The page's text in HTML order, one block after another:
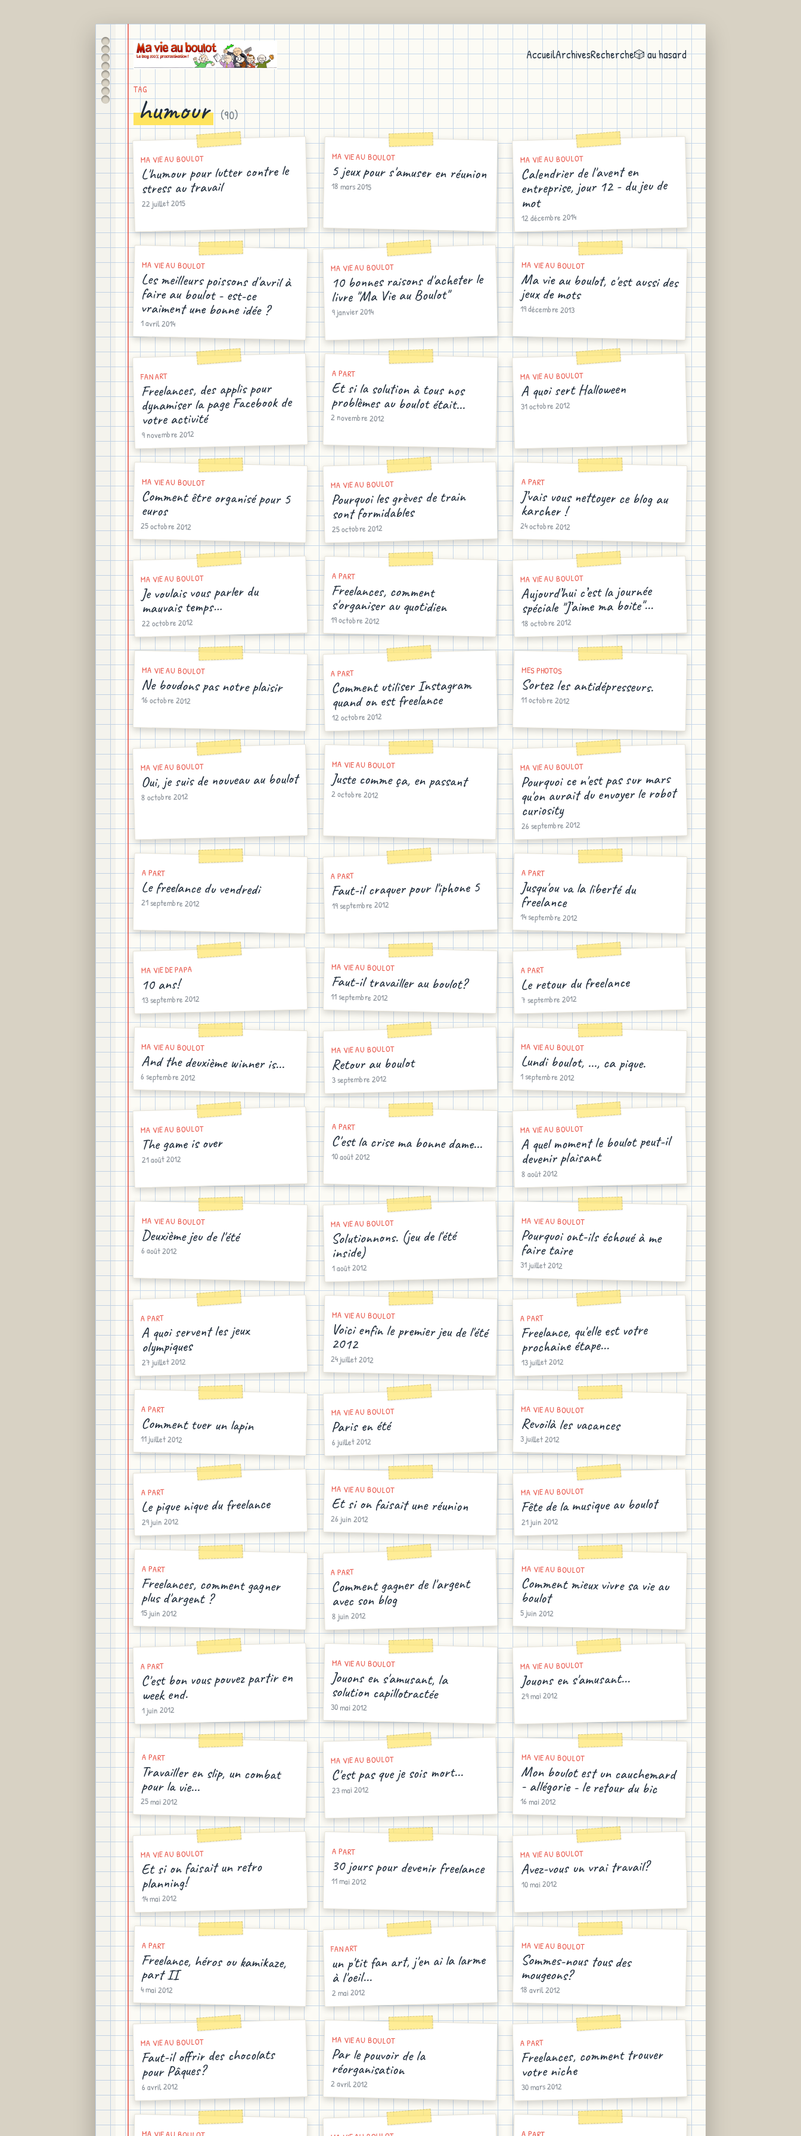
AccueilArchivesRecherche🎲 au hasard
TAG
humour (90)
MA VIE AU BOULOT
L'humour pour lutter contre le
stress au travail
22 juillet 2015
MA VIE AU BOULOT
5 jeux pour s'amuser en réunion
18 mars 2015
MA VIE AU BOULOT
Calendrier de l'avent en
entreprise, jour 12 - du jeu de
mot
12 décembre 2014
MA VIE AU BOULOT
Les meilleurs poissons d'avril à
faire au boulot - est-ce
vraiment une bonne idée ?
1 avril 2014
MA VIE AU BOULOT
10 bonnes raisons d'acheter le
livre "Ma Vie au Boulot"
9 janvier 2014
MA VIE AU BOULOT
Ma vie au boulot, c'est aussi des
jeux de mots
19 décembre 2013
FAN ART
Freelances, des applis pour
dynamiser la page Facebook de
votre activité
9 novembre 2012
A PART
Et si la solution à tous nos
problèmes au boulot était...
2 novembre 2012
MA VIE AU BOULOT
A quoi sert Halloween
31 octobre 2012
MA VIE AU BOULOT
Comment être organisé pour 5
euros
25 octobre 2012
MA VIE AU BOULOT
Pourquoi les grèves de train
sont formidables
25 octobre 2012
A PART
J’vais vous nettoyer ce blog au
karcher !
24 octobre 2012
MA VIE AU BOULOT
Je voulais vous parler du
mauvais temps…
22 octobre 2012
A PART
Freelances, comment
s'organiser au quotidien
19 octobre 2012
MA VIE AU BOULOT
Aujourd’hui c’est la journée
spéciale "J’aime ma boite"...
18 octobre 2012
MA VIE AU BOULOT
Ne boudons pas notre plaisir
16 octobre 2012
A PART
Comment utiliser Instagram
quand on est freelance
12 octobre 2012
MES PHOTOS
Sortez les antidépresseurs.
11 octobre 2012
MA VIE AU BOULOT
Oui, je suis de nouveau au boulot
8 octobre 2012
MA VIE AU BOULOT
Juste comme ça, en passant
2 octobre 2012
MA VIE AU BOULOT
Pourquoi ce n'est pas sur mars
qu'on aurait du envoyer le robot
curiosity
26 septembre 2012
A PART
Le freelance du vendredi
21 septembre 2012
A PART
Faut-il craquer pour l'iphone 5
19 septembre 2012
A PART
Jusqu'ou va la liberté du
freelance
14 septembre 2012
MA VIE DE PAPA
10 ans!
13 septembre 2012
MA VIE AU BOULOT
Faut-il travailler au boulot?
11 septembre 2012
A PART
Le retour du freelance
7 septembre 2012
MA VIE AU BOULOT
And the deuxième winner is...
6 septembre 2012
MA VIE AU BOULOT
Retour au boulot
3 septembre 2012
MA VIE AU BOULOT
Lundi boulot, ..., ca pique.
1 septembre 2012
MA VIE AU BOULOT
The game is over
21 août 2012
A PART
C'est la crise ma bonne dame...
10 août 2012
MA VIE AU BOULOT
A quel moment le boulot peut-il
devenir plaisant
8 août 2012
MA VIE AU BOULOT
Deuxième jeu de l'été
6 août 2012
MA VIE AU BOULOT
Solutionnons. (jeu de l'été
inside)
1 août 2012
MA VIE AU BOULOT
Pourquoi ont-ils échoué à me
faire taire
31 juillet 2012
A PART
A quoi servent les jeux
olympiques
27 juillet 2012
MA VIE AU BOULOT
Voici enfin le premier jeu de l'été
2012
24 juillet 2012
A PART
Freelance, qu'elle est votre
prochaine étape...
13 juillet 2012
A PART
Comment tuer un lapin
11 juillet 2012
MA VIE AU BOULOT
Paris en été
6 juillet 2012
MA VIE AU BOULOT
Revoilà les vacances
3 juillet 2012
A PART
Le pique nique du freelance
29 juin 2012
MA VIE AU BOULOT
Et si on faisait une réunion
26 juin 2012
MA VIE AU BOULOT
Fête de la musique au boulot
21 juin 2012
A PART
Freelances, comment gagner
plus d'argent ?
15 juin 2012
A PART
Comment gagner de l'argent
avec son blog
8 juin 2012
MA VIE AU BOULOT
Comment mieux vivre sa vie au
boulot
5 juin 2012
A PART
C'est bon vous pouvez partir en
week end.
1 juin 2012
MA VIE AU BOULOT
Jouons en s'amusant, la
solution capillotractée
30 mai 2012
MA VIE AU BOULOT
Jouons en s'amusant...
29 mai 2012
A PART
Travailler en slip, un combat
pour la vie...
25 mai 2012
MA VIE AU BOULOT
C'est pas que je sois mort...
23 mai 2012
MA VIE AU BOULOT
Mon boulot est un cauchemard
- allégorie - le retour du bic
16 mai 2012
MA VIE AU BOULOT
Et si on faisait un retro
planning!
14 mai 2012
A PART
30 jours pour devenir freelance
11 mai 2012
MA VIE AU BOULOT
Avez-vous un vrai travail?
10 mai 2012
A PART
Freelance, héros ou kamikaze,
part II
4 mai 2012
FAN ART
un p'tit fan art, j'en ai la larme
à l'oeil...
2 mai 2012
MA VIE AU BOULOT
Sommes-nous tous des
mougeons?
18 avril 2012
MA VIE AU BOULOT
Faut-il offrir des chocolats
pour Pâques?
6 avril 2012
MA VIE AU BOULOT
Par le pouvoir de la
réorganisation
2 avril 2012
A PART
Freelances, comment trouver
votre niche
30 mars 2012